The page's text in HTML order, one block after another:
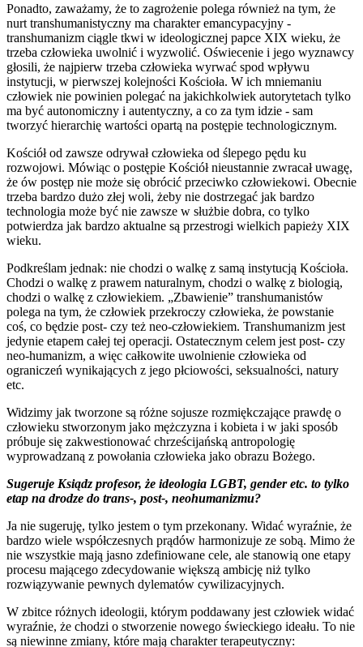
Ponadto, zaważamy, że to zagrożenie polega również na tym, że
nurt transhumanistyczny ma charakter emancypacyjny -
transhumanizm ciągle tkwi w ideologicznej papce XIX wieku, że
trzeba człowieka uwolnić i wyzwolić. Oświecenie i jego wyznawcy
głosili, że najpierw trzeba człowieka wyrwać spod wpływu
instytucji, w pierwszej kolejności Kościoła. W ich mniemaniu
człowiek nie powinien polegać na jakichkolwiek autorytetach tylko
ma być autonomiczny i autentyczny, a co za tym idzie - sam
tworzyć hierarchię wartości opartą na postępie technologicznym.
Kościół od zawsze odrywał człowieka od ślepego pędu ku
rozwojowi. Mówiąc o postępie Kościół nieustannie zwracał uwagę,
że ów postęp nie może się obrócić przeciwko człowiekowi. Obecnie
trzeba bardzo dużo złej woli, żeby nie dostrzegać jak bardzo
technologia może być nie zawsze w służbie dobra, co tylko
potwierdza jak bardzo aktualne są przestrogi wielkich papieży XIX
wieku.
Podkreślam jednak: nie chodzi o walkę z samą instytucją Kościoła.
Chodzi o walkę z prawem naturalnym, chodzi o walkę z biologią,
chodzi o walkę z człowiekiem. „Zbawienie” transhumanistów
polega na tym, że człowiek przekroczy człowieka, że powstanie
coś, co będzie post- czy też neo-człowiekiem. Transhumanizm jest
jedynie etapem całej tej operacji. Ostatecznym celem jest post- czy
neo-humanizm, a więc całkowite uwolnienie człowieka od
ograniczeń wynikających z jego płciowości, seksualności, natury
etc.
Widzimy jak tworzone są różne sojusze rozmiękczające prawdę o
człowieku stworzonym jako mężczyzna i kobieta i w jaki sposób
próbuje się zakwestionować chrześcijańską antropologię
wyprowadzaną z powołania człowieka jako obrazu Bożego.
Sugeruje Ksiądz profesor, że ideologia LGBT, gender etc. to tylko
etap na drodze do trans-, post-, neohumanizmu?
Ja nie sugeruję, tylko jestem o tym przekonany. Widać wyraźnie, że
bardzo wiele współczesnych prądów harmonizuje ze sobą. Mimo że
nie wszystkie mają jasno zdefiniowane cele, ale stanowią one etapy
procesu mającego zdecydowanie większą ambicję niż tylko
rozwiązywanie pewnych dylematów cywilizacyjnych.
W zbitce różnych ideologii, którym poddawany jest człowiek widać
wyraźnie, że chodzi o stworzenie nowego świeckiego ideału. To nie
są niewinne zmiany, które mają charakter terapeutyczny: